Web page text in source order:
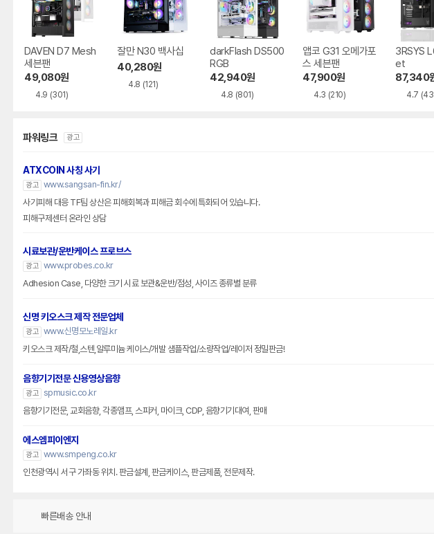
DAVEN D7 Mesh
세븐팬
49,080원
4.9 (301)
잘만 N30 백사십
40,280원
4.8 (121)
darkFlash DS500
RGB
42,940원
4.8 (801)
앱코 G31 오메가포
스 세븐팬
47,900원
4.3 (210)
3RSYS
et
87,340
4.7
파워링크 광고
ATXCOIN 사칭 사기
광고 www.sangsan-fin.kr/
사기피해 대응 TF팀 상산은 피해회복과 피해금 회수에 특화되어 있습니다.
피해구제센터 온라인 상담
시료보관/운반케이스 프로브스
광고 www.probes.co.kr
Adhesion Case, 다양한 크기 시료 보관&운반/점성, 사이즈 종류별 분류
신명 키오스크 제작 전문업체
광고 www.신명모노레일.kr
키오스크 제작/철,스텐,알루미늄 케이스/개발 샘플작업/소량작업/레이저 정밀판금!
음향기기전문 신용영상음향
광고 spmusic.co.kr
음향기기전문, 교회음향, 각종앰프, 스피커, 마이크, CDP, 음향기기대여, 판매
에스엠피이엔지
광고 www.smpeng.co.kr
인천광역시 서구 가좌동 위치. 판금설계, 판금케이스, 판금제품, 전문제작.
빠른배송 안내